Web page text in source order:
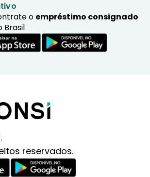
o empréstimo consignado
Brasil
reservados.